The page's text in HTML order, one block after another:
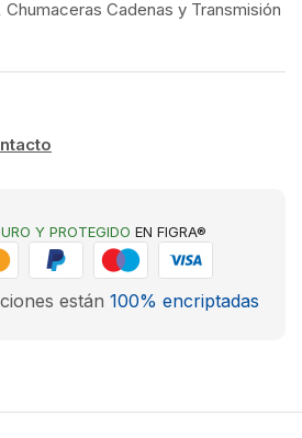
Chumaceras Cadenas y Transmisión
Y PROTEGIDO EN FIGRA®
están 100% encriptadas